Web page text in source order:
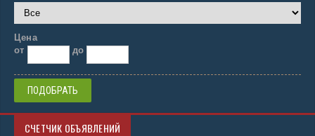
Цена
от
до
СЧЕТЧИК ОБЪЯВЛЕНИЙ